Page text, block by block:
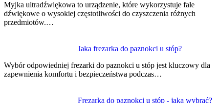
Myjka ultradźwiękowa to urządzenie, które wykorzystuje fale
dźwiękowe o wysokiej częstotliwości do czyszczenia różnych
przedmiotów.…
Jaka frezarka do paznokci u stóp?
Wybór odpowiedniej frezarki do paznokci u stóp jest kluczowy dla
zapewnienia komfortu i bezpieczeństwa podczas…
Frezarka do paznokci u stóp - jaką wybrać?